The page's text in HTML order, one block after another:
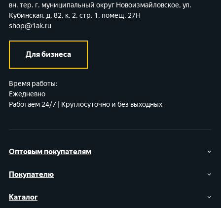
Оптовым покупателям
Покупателю
Каталог
вн. тер. г. муниципальный округ Новоизмайловское, ул.
Кубинская, д. 82, к. 2, стр. 1, помещ. 27Н
shop@1ak.ru
Для бизнеса
Время работы:
Ежедневно
Работаем 24/7 | Круглосуточно и без выходных